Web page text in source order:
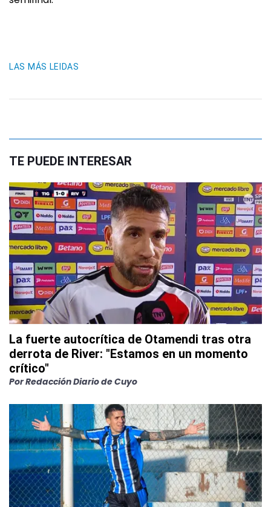
LAS MÁS LEIDAS
TE PUEDE INTERESAR
La fuerte autocrítica de Otamendi tras otra
derrota de River: "Estamos en un momento
crítico"
PorRedacción Diario de Cuyo